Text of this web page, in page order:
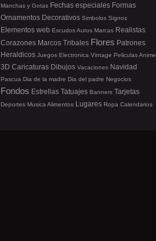
Manchas y Gotas Fechas especiales Formas
Ornamentos Decorativos Simbolos Signos
Elementos web EscudosAutos Marcas Realistas
Corazones Marcos Tribales Flores Patrones
Heraldicos Juegos Electronica Vintage PeliculasAnime
3D Caricaturas Dibujos Vacaciones Navidad
Pascua Dia de la madre Dia del padre Negocios
Fondos Estrellas Tatuajes Banners Tarjetas
Deportes Musica Alimentos Lugares Ropa Calendarios